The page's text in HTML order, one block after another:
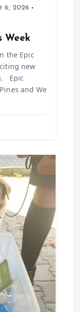
6, 2026
Week
the Epic
new
Epic
and We